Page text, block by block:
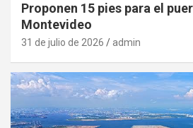
Proponen 15 pies para el
Montevideo
31 de julio de 2026 admin